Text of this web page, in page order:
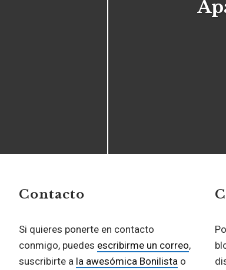
Contacto
Si quieres ponerte en contacto
conmigo, puedes escribirme un correo,
suscribirte a la awesómica Bonilista o